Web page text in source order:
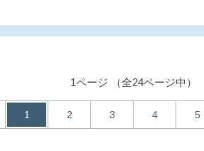
1ページ （全24ページ中）
1 2 3 4 5